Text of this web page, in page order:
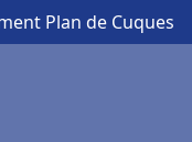
Plan de Cuques